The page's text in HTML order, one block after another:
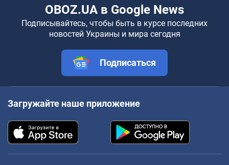
OBOZ.UA в Google News
Подписывайтесь, чтобы быть в курсе последних
новостей Украины и мира сегодня
Подписаться
Загружайте наше приложение